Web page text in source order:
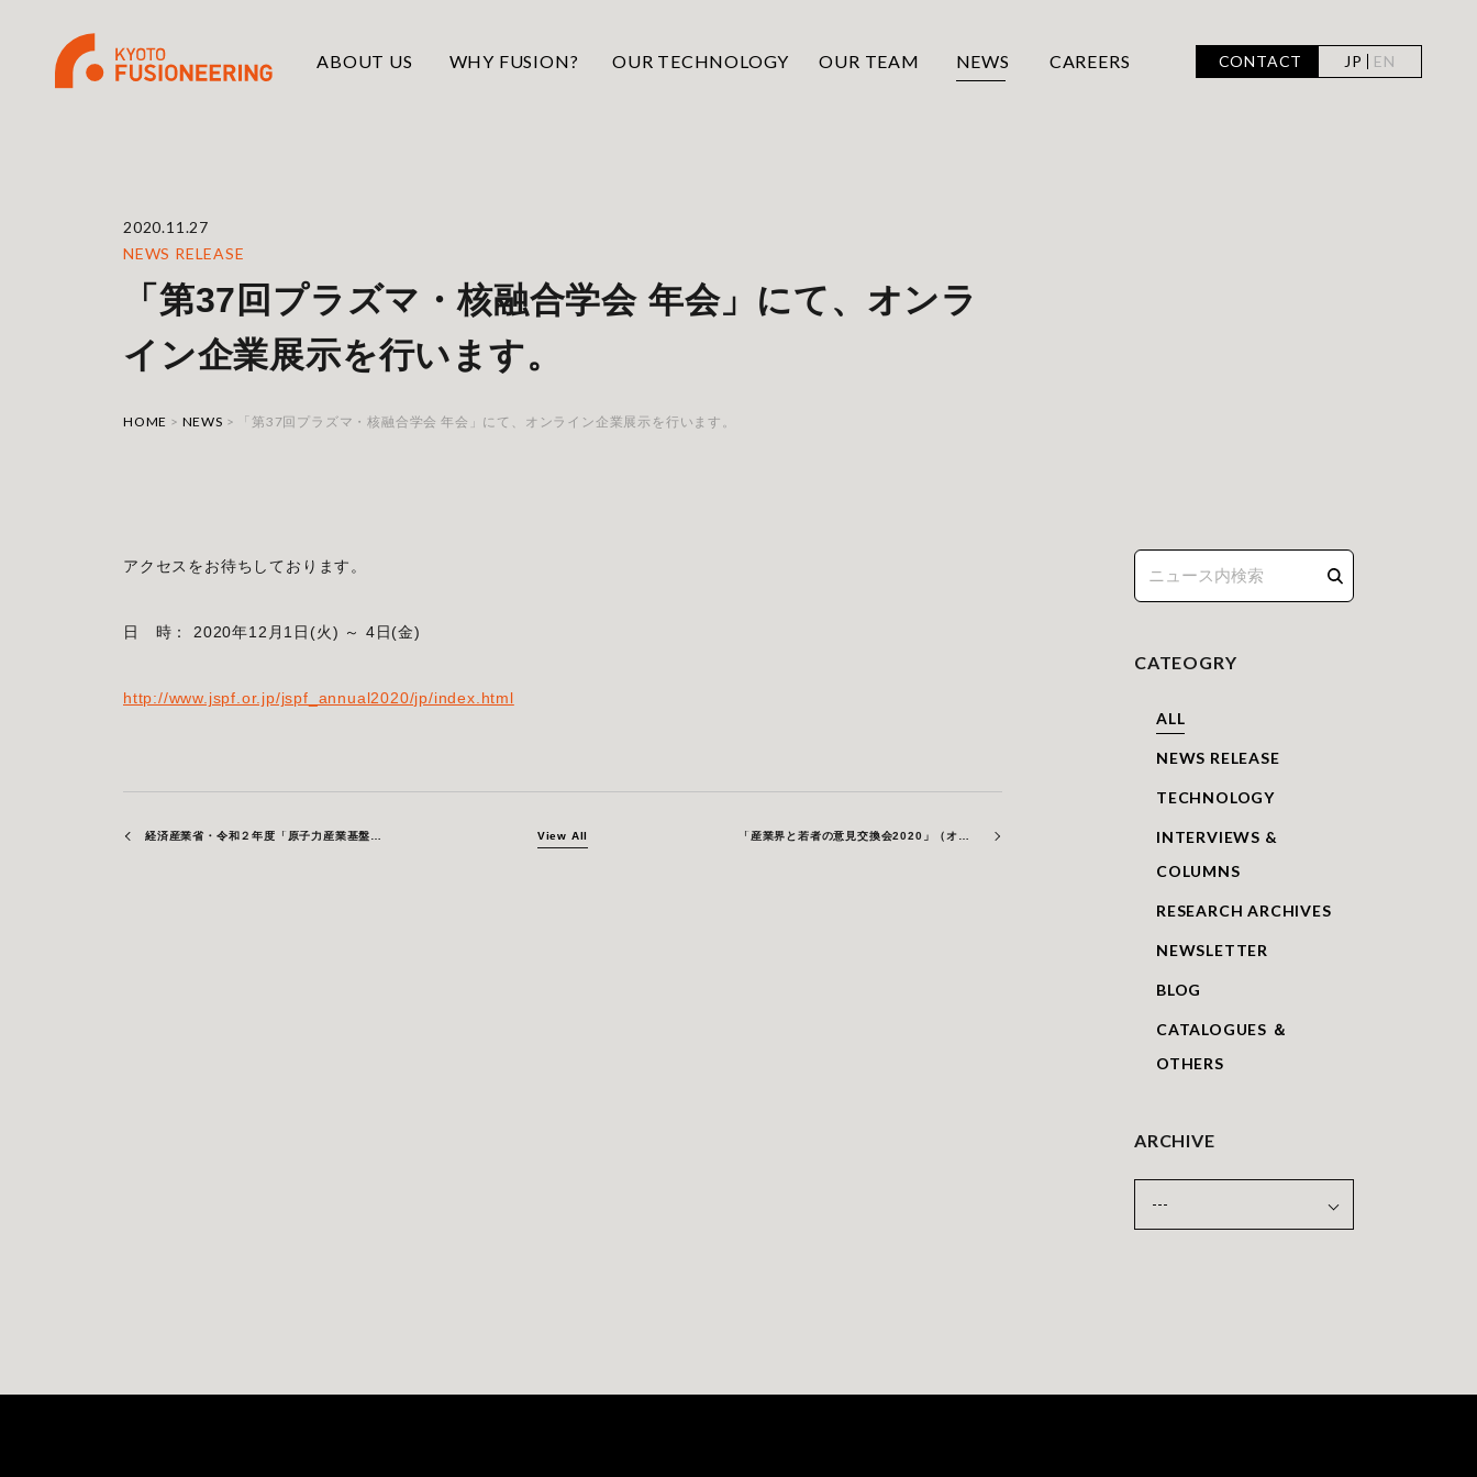
ABOUT US WHY FUSION? OUR TECHNOLOGY OUR TEAM NEWS CAREERS CONTACT EN
JP
2020.11.27
NEWS RELEASE
「第37回プラズマ・核融合学会 年会」にて、オンラ
イン企業展示を行います。
HOME > NEWS > 「第37回プラズマ・核融合学会 年会」にて、オンライン企業展示を行います。
アクセスをお待ちしております。
日 時： 2020年12月1日(火) ～ 4日(金)
http://www.jspf.or.jp/jspf_annual2020/jp/index.html
経済産業省・令和２年度「原子力産業基盤強化事業補助金の間接補助対象事業者に採択されました。 View All
CATEOGRY
ALL
NEWS RELEASE
TECHNOLOGY
INTERVIEWS &
COLUMNS
RESEARCH ARCHIVES
NEWSLETTER
BLOG
CATALOGUES ＆
OTHERS
ARCHIVE